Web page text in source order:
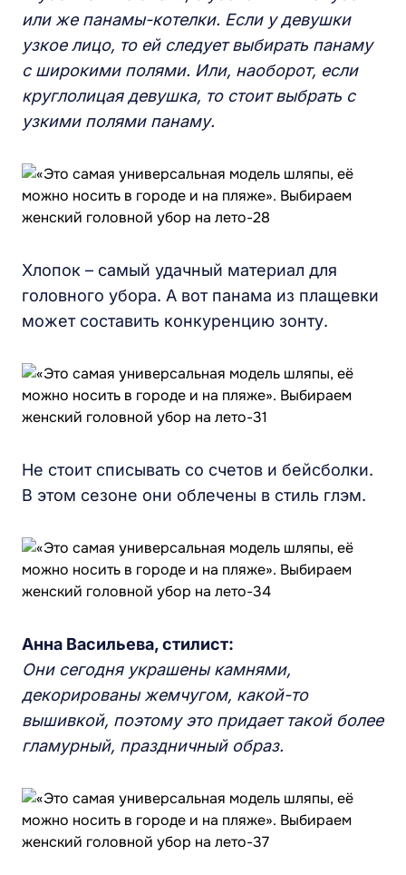
или же панамы-котелки. Если у девушки
узкое лицо, то ей следует выбирать панаму
с широкими полями. Или, наоборот, если
круглолицая девушка, то стоит выбрать с
узкими полями панаму.
Хлопок – самый удачный материал для
головного убора. А вот панама из плащевки
может составить конкуренцию зонту.
Не стоит списывать со счетов и бейсболки.
В этом сезоне они облечены в стиль глэм.
Анна Васильева, стилист:
Они сегодня украшены камнями,
декорированы жемчугом, какой-то
вышивкой, поэтому это придает такой более
гламурный, праздничный образ.